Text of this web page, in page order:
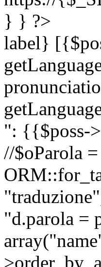
} } ?>
label}
": {{$poss-
//$oParola
"d.parola =